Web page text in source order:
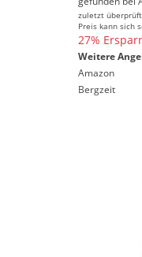
zuletzt
Preis kann sich
27%
Weitere
Amazon
Bergzeit